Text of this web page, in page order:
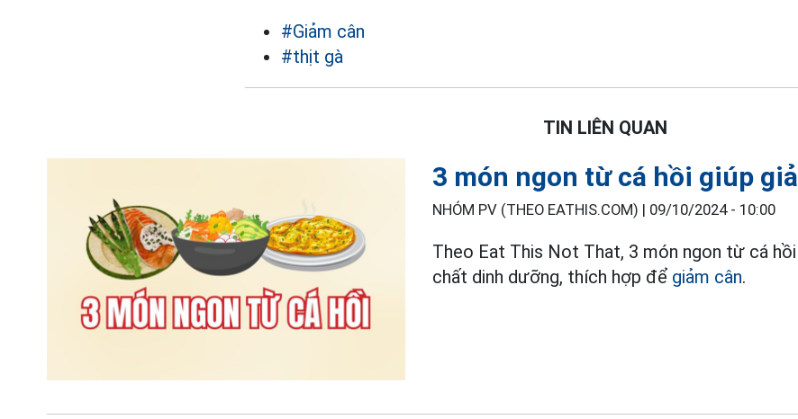
#Giảm cân
#thịt gà
TIN LIÊN QUAN
3 món ngon từ cá hồi giúp
NHÓM PV (THEO EATHIS.COM) | 09/10/2024 - 10:00
Theo Eat This Not That, 3 món ngon từ cá
chất dinh dưỡng, thích hợp để giảm cân.